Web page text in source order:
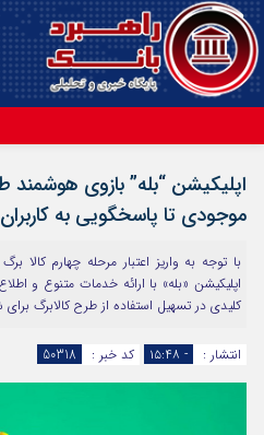
آپارات
اپلیکیشن “بله” بازوی هوشمند
موجودی تا پاسخگویی به کاربران
کلیدی در تسهیل استفاده از طرح کالابرگ
انتشار : - ۱۵:۴۸ کد خبر : 50318